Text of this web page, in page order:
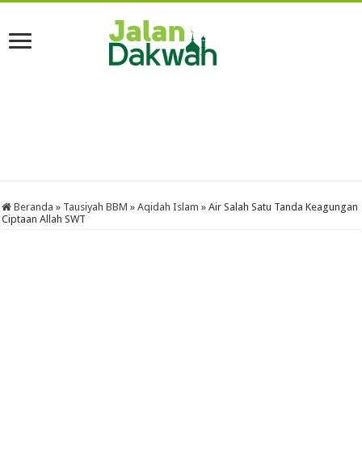
Beranda » Tausiyah BBM » Aqidah Islam » Air Salah Satu Tanda Keagungan
Ciptaan Allah SWT